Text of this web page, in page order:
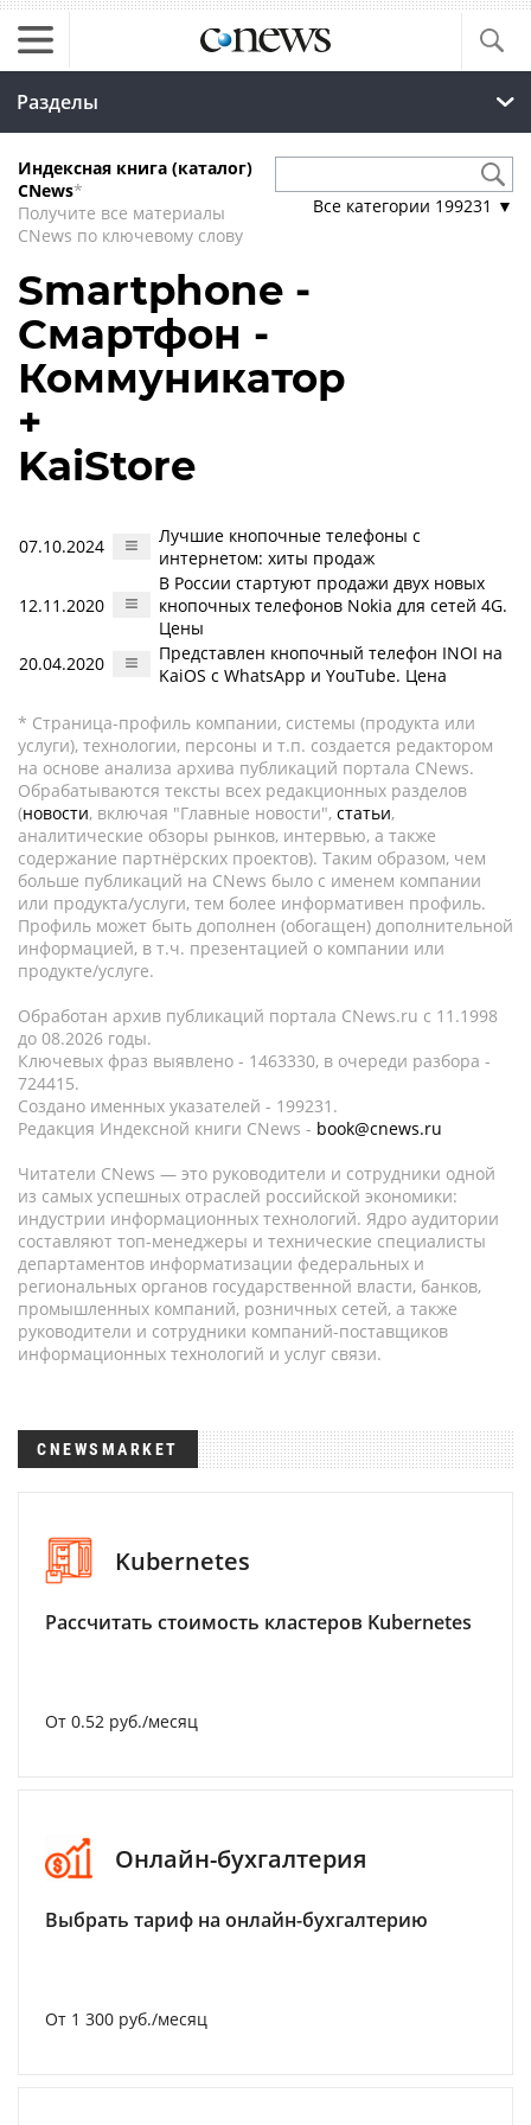
Разделы
Индексная книга (каталог)
CNews*
Получите все материалы
CNews по ключевому слову
Все категории 199231 ▼
Smartphone -
Смартфон -
Коммуникатор
+
KaiStore
07.10.2024
Лучшие кнопочные телефоны с
интернетом: хиты продаж
12.11.2020
В России стартуют продажи двух новых
кнопочных телефонов Nokia для сетей 4G.
Цены
20.04.2020
Представлен кнопочный телефон INOI на
KaiOS с WhatsApp и YouTube. Цена
* Страница-профиль компании, системы (продукта или
услуги), технологии, персоны и т.п. создается редактором
на основе анализа архива публикаций портала CNews.
Обрабатываются тексты всех редакционных разделов
(новости, включая "Главные новости", статьи,
аналитические обзоры рынков, интервью, а также
содержание партнёрских проектов). Таким образом, чем
больше публикаций на CNews было с именем компании
или продукта/услуги, тем более информативен профиль.
Профиль может быть дополнен (обогащен) дополнительной
информацией, в т.ч. презентацией о компании или
продукте/услуге.
Обработан архив публикаций портала CNews.ru c 11.1998
до 08.2026 годы.
Ключевых фраз выявлено - 1463330, в очереди разбора -
724415.
Создано именных указателей - 199231.
Редакция Индексной книги CNews - book@cnews.ru
Читатели CNews — это руководители и сотрудники одной
из самых успешных отраслей российской экономики:
индустрии информационных технологий. Ядро аудитории
составляют топ-менеджеры и технические специалисты
департаментов информатизации федеральных и
региональных органов государственной власти, банков,
промышленных компаний, розничных сетей, а также
руководители и сотрудники компаний-поставщиков
информационных технологий и услуг связи.
CNEWSMARKET
Kubernetes
Рассчитать стоимость кластеров Kubernetes
От 0.52 руб./месяц
Онлайн-бухгалтерия
Выбрать тариф на онлайн-бухгалтерию
От 1 300 руб./месяц